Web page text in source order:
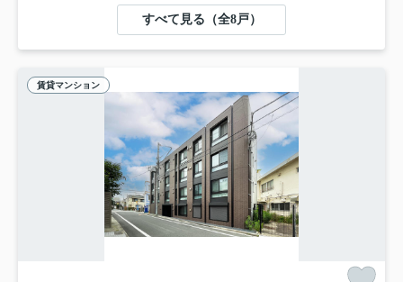
すべて見る（全8戸）
賃貸マンション